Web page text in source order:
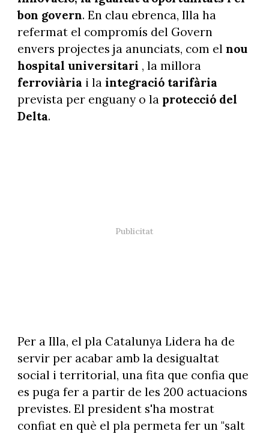
bon govern. En clau ebrenca, Illa ha
refermat el compromís del Govern
envers projectes ja anunciats, com el nou
hospital universitari , la millora
ferroviària i la integració tarifària
prevista per enguany o la protecció del
Delta.
Per a Illa, el pla Catalunya Lidera ha de
servir per acabar amb la desigualtat
social i territorial, una fita que confia que
es puga fer a partir de les 200 actuacions
previstes. El president s'ha mostrat
confiat en què el pla permeta fer un "salt